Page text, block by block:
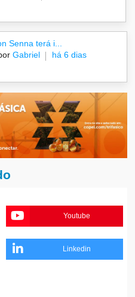
Senna terá i...
Gabriel há 6 dias
Youtube
Linkedin